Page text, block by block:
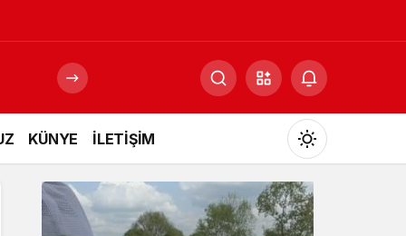
KÜNYE İLETİŞİM
Mod
değiştir